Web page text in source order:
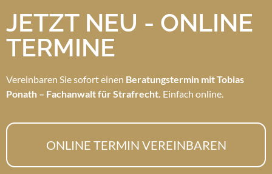
JETZT NEU - ONLINE
TERMINE
Vereinbaren Sie sofort einen Beratungstermin mit Tobias
Ponath – Fachanwalt für Strafrecht. Einfach online.
ONLINE TERMIN VEREINBAREN